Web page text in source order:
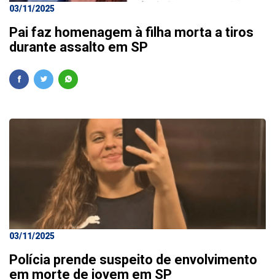
03/11/2025
Pai faz homenagem à filha morta a tiros
durante assalto em SP
03/11/2025
Polícia prende suspeito de envolvimento
em morte de jovem em SP